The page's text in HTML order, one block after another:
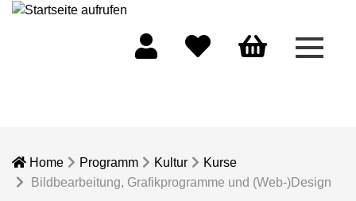
Menü
Home Programm Kultur
Kurse
Bildbearbeitung, Grafikprogramme und (Web-)Design